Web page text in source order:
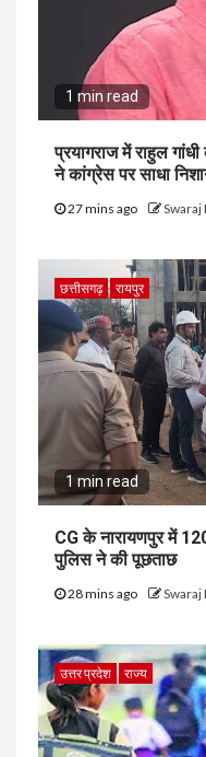
1 min read
प्रयागराज में राहुल
ने कांग्रेस पर साधा
27 mins ago Swaraj
छत्तीसगढ़ रायपुर
1 min read
CG के नारायणपुर में
पुलिस ने की पूछताछ
28 mins ago Swaraj
उत्तर प्रदेश राज्य